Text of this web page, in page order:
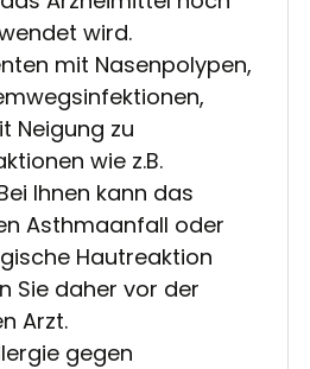
wird.
mit Nasenpolypen,
Neigung zu
wie z.B.
Ihnen kann das
Asthmaanfall oder
Hautreaktion
Sie daher vor der
Arzt.
gegen